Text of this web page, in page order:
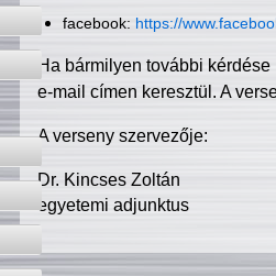
facebook: https://
Ha bármilyen további
e-mail címen keresztül. A
A verseny szervezője:
Dr. Kincses Zoltán
egyetemi adjunktus